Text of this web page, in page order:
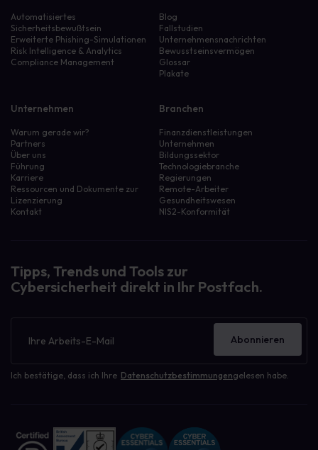
Automatisiertes
Sicherheitsbewußtsein
Erweiterte Phishing-Simulationen
Risk Intelligence & Analytics
Compliance Management
Blog
Fallstudien
Unternehmensnachrichten
Bewusstseinsvermögen
Glossar
Plakate
Unternehmen
Warum gerade wir?
Partners
Über uns
Führung
Karriere
Ressourcen und Dokumente zur
Lizenzierung
Kontakt
Branchen
Finanzdienstleistungen
Unternehmen
Bildungssektor
Technologiebranche
Regierungen
Remote-Arbeiter
Gesundheitswesen
NIS2-Konformität
Tipps, Trends und Tools zur
Cybersicherheit direkt in Ihr Postfach.
Ich bestätige, dass ich Ihre Datenschutzbestimmungengelesen habe.
Abonnieren